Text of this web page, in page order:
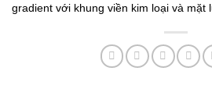
gradient với khung viền kim loại và mặt